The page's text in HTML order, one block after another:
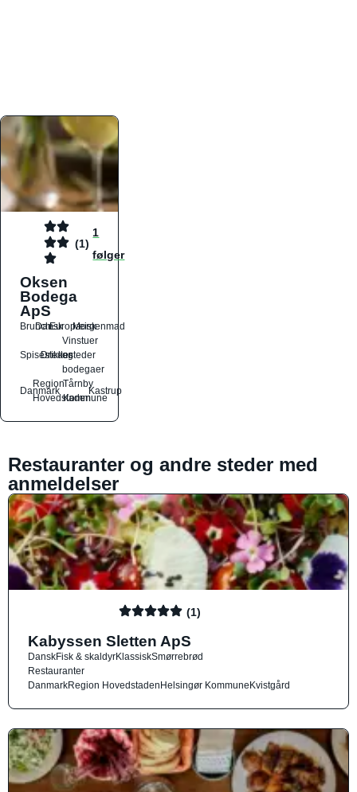
(1)
1
følger
Oksen
Bodega
ApS
Brunch
DanskEuropæiskMorgenmad
Spisesteder
Drikkesteder
Vinstuer
og
bodegaer
Danmark
Region
Hovedstaden
Tårnby
Kommune
Kastrup
Restauranter og andre steder med
anmeldelser
(1)
Kabyssen Sletten ApS
DanskFisk & skaldyrKlassiskSmørrebrød
Restauranter
DanmarkRegion HovedstadenHelsingør KommuneKvistgård